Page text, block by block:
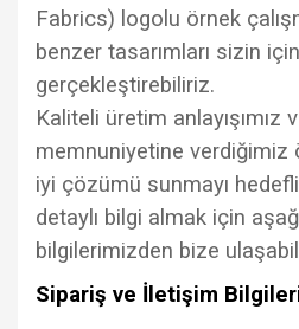
Fabrics) logolu örnek
benzer tasarımları sizin
gerçekleştirebiliriz.
Kaliteli üretim anlayışımız
memnuniyetine verdiğimiz
iyi çözümü sunmayı
detaylı bilgi almak için
bilgilerimizden bize
Sipariş ve İletişim